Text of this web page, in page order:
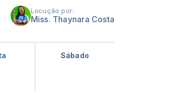
Locução por:
Miss. Thaynara Costa
Sábado